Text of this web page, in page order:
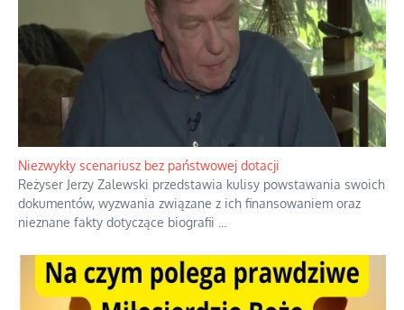
Domowe polowanie na wolne fale
Przez dziesięciolecia miliony Polaków słuchały zagranicznych
rozgłośni radiowych, pomimo że władze komunistyczne robiły
wszystko, aby je zagłuszyć....